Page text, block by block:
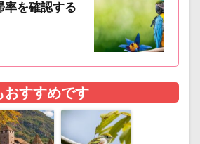
率を確認する
おすすめです